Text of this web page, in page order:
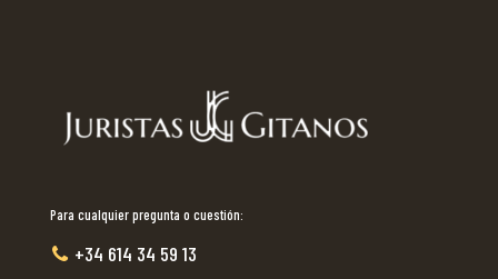
Para cualquier pregunta o cuestión:
+34 614 34 59 13